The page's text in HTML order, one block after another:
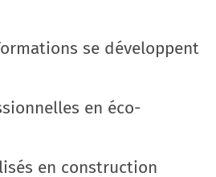
se développent
en éco-
en construction